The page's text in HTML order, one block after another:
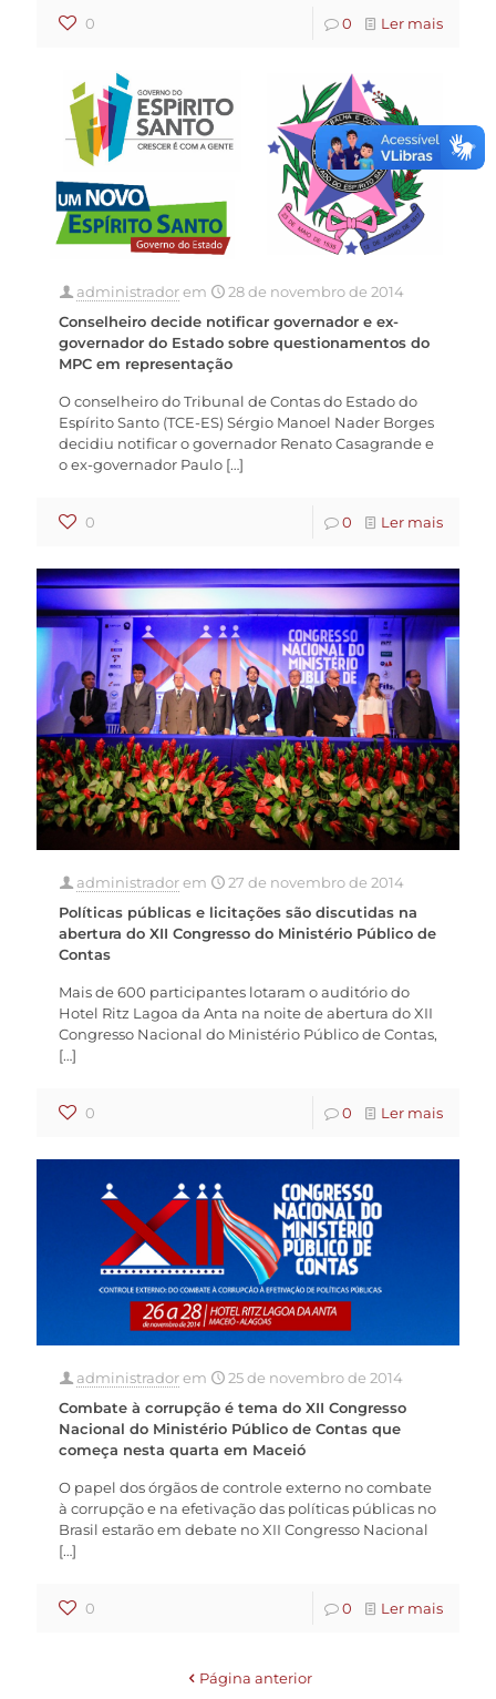
0 0 Ler mais
administradorem
28 de novembro de 2014
Conselheiro decide notificar governador e ex-
governador do Estado sobre questionamentos do
MPC em representação
O conselheiro do Tribunal de Contas do Estado do
Espírito Santo (TCE-ES) Sérgio Manoel Nader Borges
decidiu notificar o governador Renato Casagrande e
o ex-governador Paulo […]
0 0 Ler mais
administradorem
27 de novembro de 2014
Políticas públicas e licitações são discutidas na
abertura do XII Congresso do Ministério Público de
Contas
Mais de 600 participantes lotaram o auditório do
Hotel Ritz Lagoa da Anta na noite de abertura do XII
Congresso Nacional do Ministério Público de Contas,
[…]
0 0 Ler mais
administradorem
25 de novembro de 2014
Combate à corrupção é tema do XII Congresso
Nacional do Ministério Público de Contas que
começa nesta quarta em Maceió
O papel dos órgãos de controle externo no combate
à corrupção e na efetivação das políticas públicas no
Brasil estarão em debate no XII Congresso Nacional
[…]
0 0 Ler mais
Página anterior